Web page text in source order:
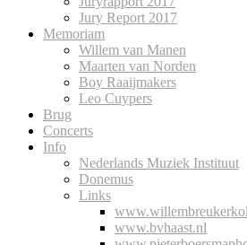
Jury Report 2017
Memoriam
Willem van Manen
Maarten van Norden
Boy Raaijmakers
Leo Cuypers
Brug
Concerts
Info
Nederlands Muziek Instituut
Donemus
Links
www.bvhaast.nl